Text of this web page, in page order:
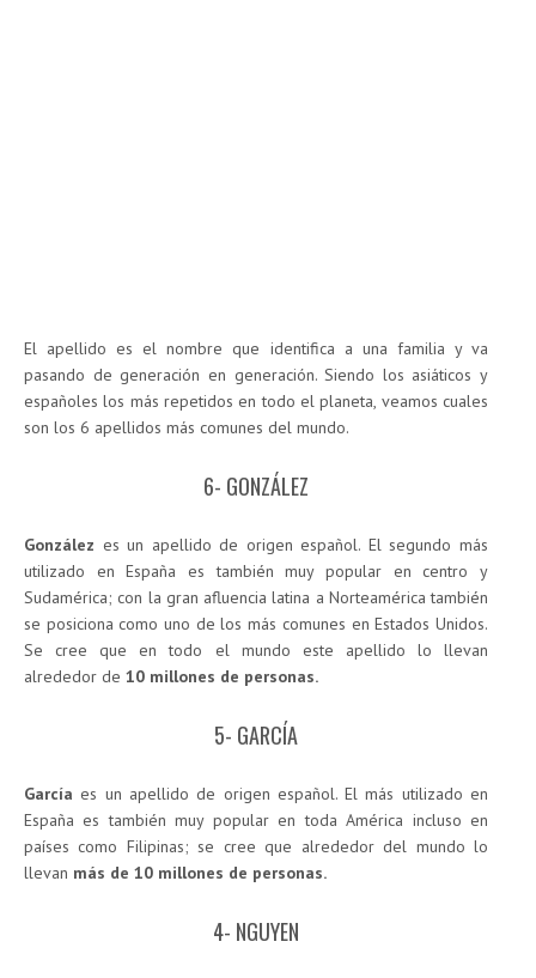
El apellido es el nombre que identifica a una familia y va
pasando de generación en generación. Siendo los asiáticos y
españoles los más repetidos en todo el planeta, veamos cuales
son los 6 apellidos más comunes del mundo.
6- GONZÁLEZ
González es un apellido de origen español. El segundo más
utilizado en España es también muy popular en centro y
Sudamérica; con la gran afluencia latina a Norteamérica también
se posiciona como uno de los más comunes en Estados Unidos.
Se cree que en todo el mundo este apellido lo llevan
alrededor de 10 millones de personas.
5- GARCÍA
García es un apellido de origen español. El más utilizado en
España es también muy popular en toda América incluso en
países como Filipinas; se cree que alrededor del mundo lo
llevan más de 10 millones de personas.
4- NGUYEN